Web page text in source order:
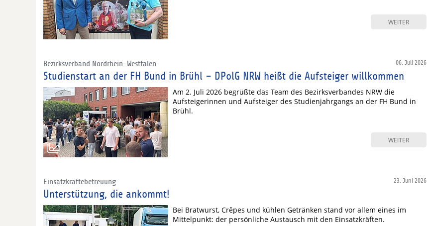
WEITER
06. Juli 2026
Bezirksverband Nordrhein-Westfalen
Studienstart an der FH Bund in Brühl – DPolG NRW heißt die Aufsteiger willkommen
Am 2. Juli 2026 begrüßte das Team des Bezirksverbandes NRW die
Aufsteigerinnen und Aufsteiger des Studienjahrgangs an der FH Bund in
Brühl.
WEITER
23. Juni 2026
Einsatzkräftebetreuung
Unterstützung, die ankommt!
Bei Bratwurst, Crêpes und kühlen Getränken stand vor allem eines im
Mittelpunkt: der persönliche Austausch mit den Einsatzkräften.